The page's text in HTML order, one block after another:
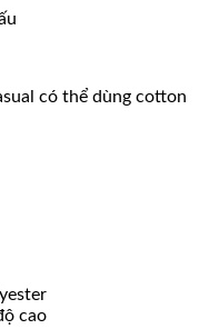
có thể dùng cotton
cao